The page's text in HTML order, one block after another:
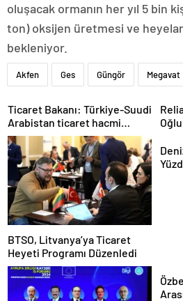
oluşacak ormanın her yıl 5 bin
ton) oksijen üretmesi ve
bekleniyor.
Akfen Ges Güngör Megavat
Ticaret Bakanı: Türkiye-Suudi
Arabistan ticaret hacmi
artacak
BTSO, Litvanya’ya Ticaret
Heyeti Programı Düzenledi